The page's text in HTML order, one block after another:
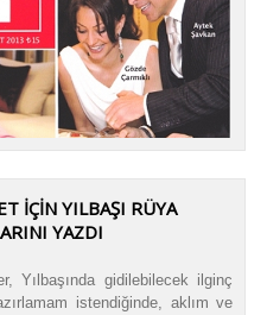
İÇİN YILBAŞI RÜYA
YAZDI
Yılbaşında gidilebilecek ilginç
istendiğinde, aklım ve